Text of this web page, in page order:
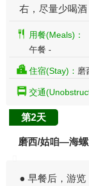
右，尽量少喝酒
用餐(Meals)：
午餐 -
住宿(Stay)： 磨
交通
第2天
磨西/姑咱—海
​● 早餐后，游览